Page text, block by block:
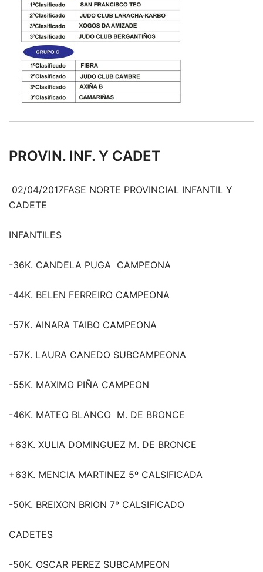
PROVIN. INF. Y CADET
02/04/2017FASE NORTE PROVINCIAL INFANTIL Y
CADETE
INFANTILES
-36K. CANDELA PUGA CAMPEONA
-44K. BELEN FERREIRO CAMPEONA
-57K. AINARA TAIBO CAMPEONA
-57K. LAURA CANEDO SUBCAMPEONA
-55K. MAXIMO PIÑA CAMPEON
-46K. MATEO BLANCO M. DE BRONCE
+63K. XULIA DOMINGUEZ M. DE BRONCE
+63K. MENCIA MARTINEZ 5º CALSIFICADA
-50K. BREIXON BRION 7º CALSIFICADO
CADETES
-50K. OSCAR PEREZ SUBCAMPEON